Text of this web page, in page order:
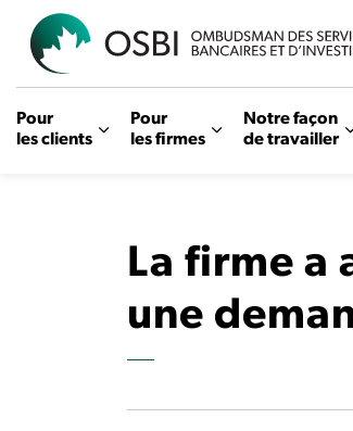
Pour
les clients
Pour
les firmes
Notre façon
de travailler
La firme a
une